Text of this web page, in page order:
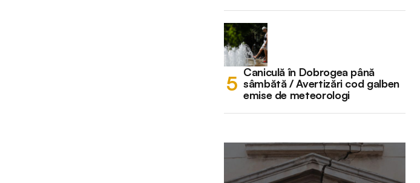
Caniculă în Dobrogea până
sâmbătă / Avertizări cod galben
emise de meteorologi